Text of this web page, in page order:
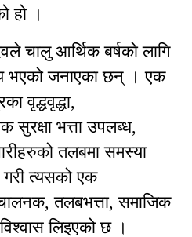
हो ।
चालु आर्थिक बर्षको लागि
भएको जनाएका छन् । एक
वृद्धवृद्धा,
सुरक्षा भत्ता उपलब्ध,
तलबमा समस्या
त्यसको एक
तलबभत्ता, समाजिक
लिइएको छ ।